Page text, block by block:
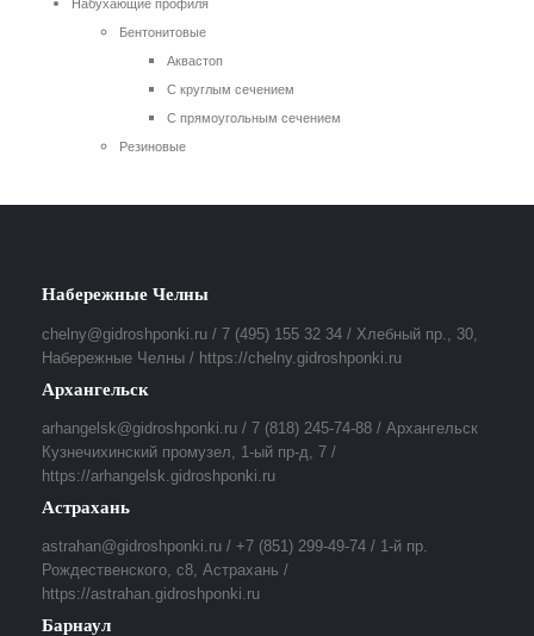
Набухающие профиля
Бентонитовые
Аквастоп
С круглым сечением
С прямоугольным сечением
Резиновые
Набережные Челны
chelny@gidroshponki.ru / 7 (495) 155 32 34 / Хлебный пр., 30,
Набережные Челны / https://chelny.gidroshponki.ru
Архангельск
arhangelsk@gidroshponki.ru / 7 (818) 245-74-88 / Архангельск
Кузнечихинский промузел, 1-ый пр-д, 7 /
https://arhangelsk.gidroshponki.ru
Астрахань
astrahan@gidroshponki.ru / +7 (851) 299-49-74 / 1-й пр.
Рождественского, с8, Астрахань /
https://astrahan.gidroshponki.ru
Барнаул